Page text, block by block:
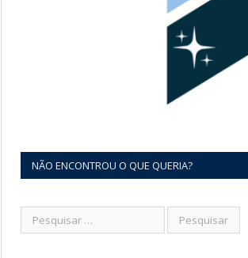
NÃO ENCONTROU O QUE QUERIA?